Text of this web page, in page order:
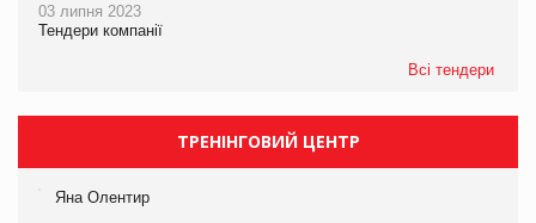
03 липня 2023
Тендери компанії
Всі тендери
ТРЕНІНГОВИЙ ЦЕНТР
Яна Олентир